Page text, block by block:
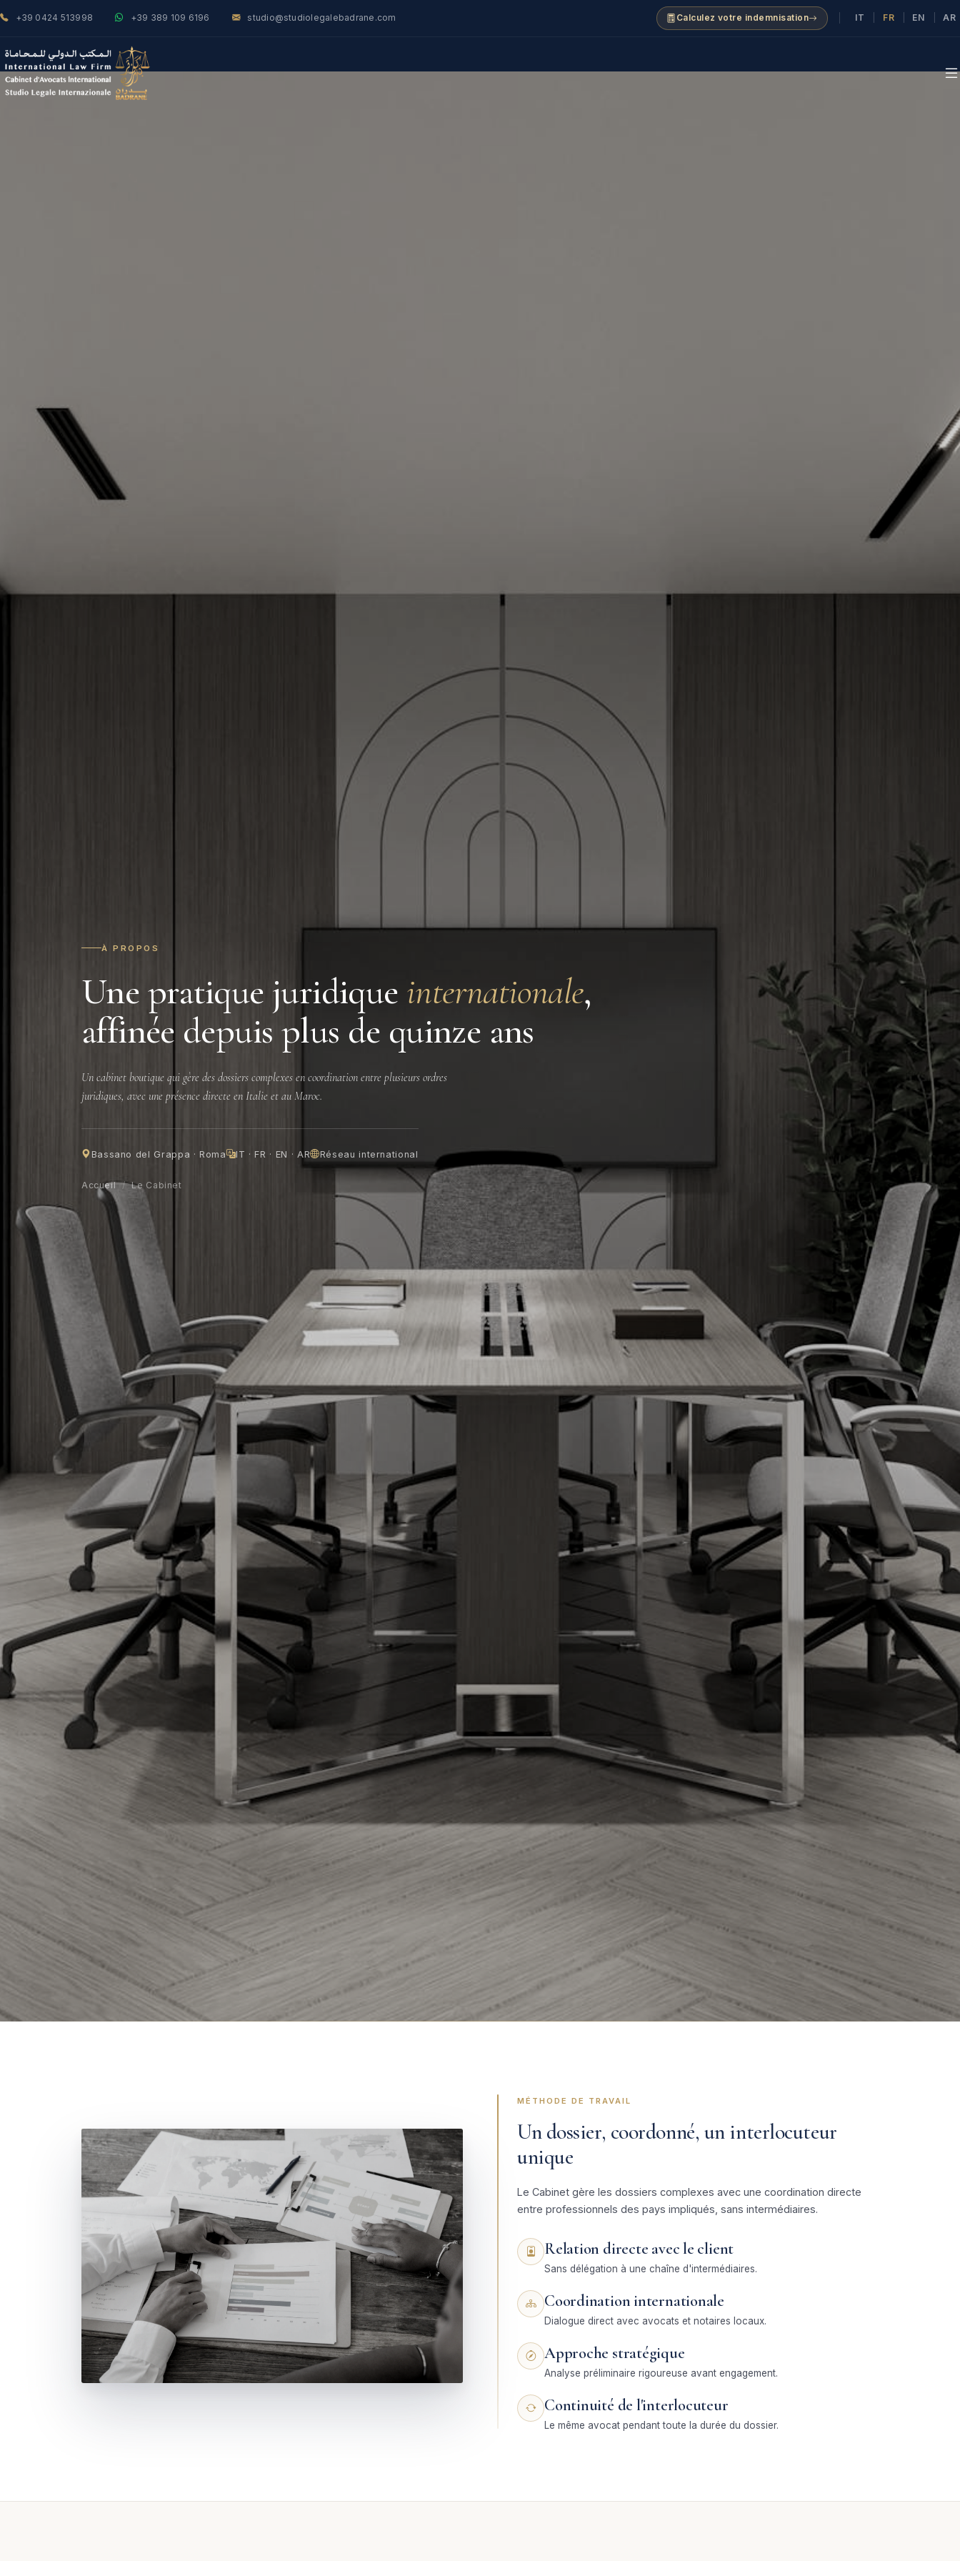
+39 0424 513998 +39 389 109 6196 studio@studiolegalebadrane.com Calculez votre indemnisation IT FR EN AR
À PROPOS
Une pratique juridique internationale,
affinée depuis plus de quinze ans
Un cabinet boutique qui gère des dossiers complexes en coordination entre plusieurs ordres
juridiques, avec une présence directe en Italie et au Maroc.
Bassano del Grappa · Roma IT · FR · EN · AR Réseau international
Accueil / Le Cabinet
MÉTHODE DE TRAVAIL
Un dossier, coordonné, un interlocuteur
unique
Le Cabinet gère les dossiers complexes avec une coordination directe
entre professionnels des pays impliqués, sans intermédiaires.
Relation directe avec le client
Sans délégation à une chaîne d'intermédiaires.
Coordination internationale
Dialogue direct avec avocats et notaires locaux.
Approche stratégique
Analyse préliminaire rigoureuse avant engagement.
Continuité de l'interlocuteur
Le même avocat pendant toute la durée du dossier.